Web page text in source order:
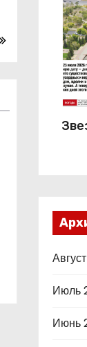
Июль
Июнь